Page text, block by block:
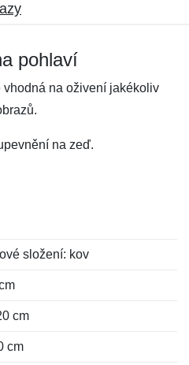
pohlaví
na oživení jakékoliv
na zeď.
složení: kov
cm
cm